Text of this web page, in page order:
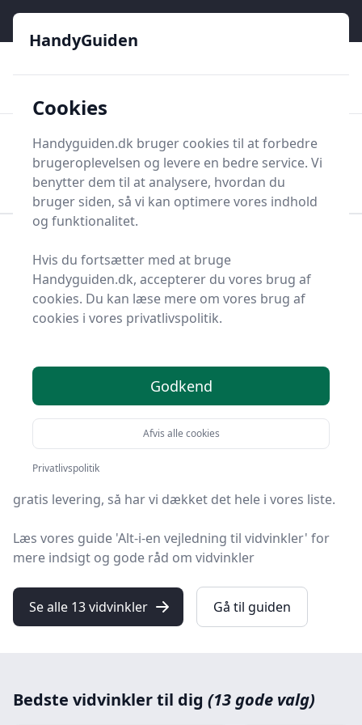
HandyGuiden
Søg nu
Søg nu
Diverse værktøj
Værktøjsdele og tilbehør
Vinkler og tilbehør
Vidvinkel
Bedste vidvinkler til dig
Du er landet på HandyGuiden, hvor du finder de
bedste vidvinkler. Vi har udvalgt 13 produkter til dig!
Uanset om du søger den bedste kvalitet, et prisvenligt
tilbud på din næste vidvinkel, noget specifikt eller
gratis levering, så har vi dækket det hele i vores liste.
Læs vores guide 'Alt-i-en vejledning til vidvinkler' for
mere indsigt og gode råd om vidvinkler
Se alle 13 vidvinkler Gå til guiden
Bedste vidvinkler til dig (13 gode valg)
HandyGuiden
Cookies
Handyguiden.dk bruger cookies til at forbedre
brugeroplevelsen og levere en bedre service. Vi
benytter dem til at analysere, hvordan du
bruger siden, så vi kan optimere vores indhold
og funktionalitet.
Hvis du fortsætter med at bruge
Handyguiden.dk, accepterer du vores brug af
cookies. Du kan læse mere om vores brug af
cookies i vores privatlivspolitik.
Godkend
Afvis alle cookies
Privatlivspolitik